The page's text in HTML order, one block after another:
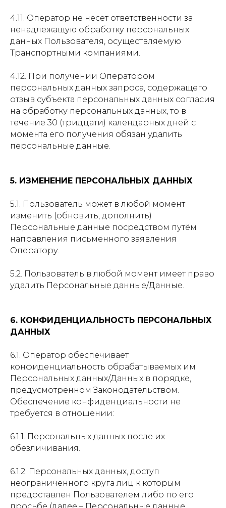
4.11. Оператор не несет ответственности за
ненадлежащую обработку персональных
данных Пользователя, осуществляемую
Транспортными компаниями.
4.12. При получении Оператором
персональных данных запроса, содержащего
отзыв субъекта персональных данных согласия
на обработку персональных данных, то в
течение 30 (тридцати) календарных дней с
момента его получения обязан удалить
персональные данные.
5. ИЗМЕНЕНИЕ ПЕРСОНАЛЬНЫХ ДАННЫХ
5.1. Пользователь может в любой момент
изменить (обновить, дополнить)
Персональные данные посредством путём
направления письменного заявления
Оператору.
5.2. Пользователь в любой момент имеет право
удалить Персональные данные/Данные.
6. КОНФИДЕНЦИАЛЬНОСТЬ ПЕРСОНАЛЬНЫХ
ДАННЫХ
6.1. Оператор обеспечивает
конфиденциальность обрабатываемых им
Персональных данных/Данных в порядке,
предусмотренном Законодательством.
Обеспечение конфиденциальности не
требуется в отношении:
6.1.1. Персональных данных после их
обезличивания.
6.1.2. Персональных данных, доступ
неограниченного круга лиц к которым
предоставлен Пользователем либо по его